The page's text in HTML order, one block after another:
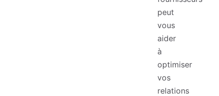
peut
vous
aider
à
optimiser
vos
relations